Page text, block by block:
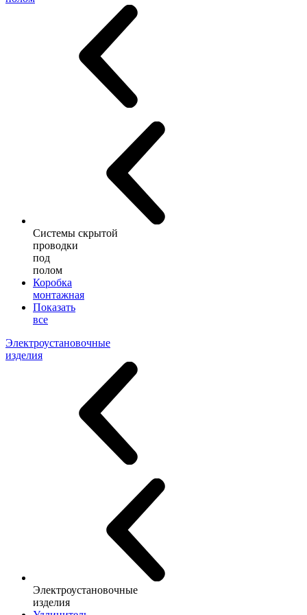
Системы скрытой
проводки
под
полом
Коробка
монтажная
Показать
все
Электроустановочные
изделия
Электроустановочные
изделия